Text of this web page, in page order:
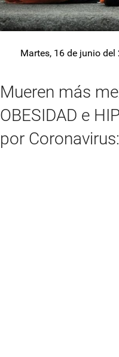
Martes, 16 de junio del
Mueren más
OBESIDAD e
por